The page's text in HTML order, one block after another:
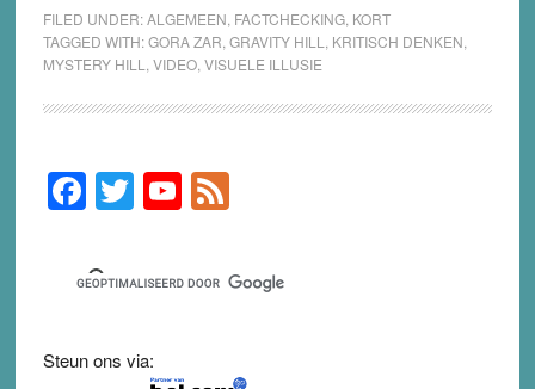
FILED UNDER:ALGEMEEN FACTCHECKING, KORT
TAGGED WITH:GORA ZAR GRAVITY HILL KRITISCH DENKEN
MYSTERY HILL
VIDEO, VISUELE ILLUSIE
Primary
Sidebar
F
a
c
e
b
T
wi
tt
er
Y
o
u
T
F
e
d
Steun ons via: